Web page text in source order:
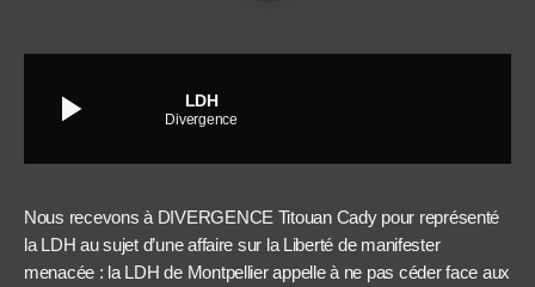
play_arrow LDH
Divergence
Nous recevons à DIVERGENCE Titouan Cady pour représenté
la LDH au sujet d’une affaire sur la Liberté de manifester
menacée : la LDH de Montpellier appelle à ne pas céder face aux